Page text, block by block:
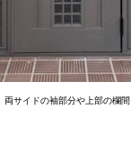
サイドの袖部分や上部の欄